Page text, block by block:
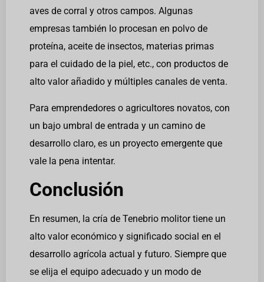
aves de corral y otros campos. Algunas
empresas también lo procesan en polvo de
proteína, aceite de insectos, materias primas
para el cuidado de la piel, etc., con productos de
alto valor añadido y múltiples canales de venta.
Para emprendedores o agricultores novatos, con
un bajo umbral de entrada y un camino de
desarrollo claro, es un proyecto emergente que
vale la pena intentar.
Conclusión
En resumen, la cría de Tenebrio molitor tiene un
alto valor económico y significado social en el
desarrollo agrícola actual y futuro. Siempre que
se elija el equipo adecuado y un modo de